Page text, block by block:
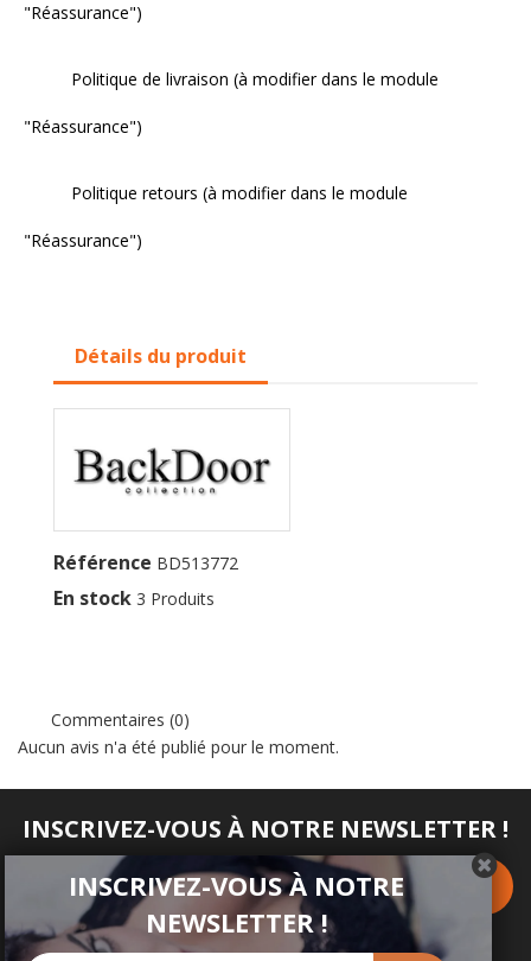
"Réassurance")
Politique de livraison (à modifier dans le module
"Réassurance")
Politique retours (à modifier dans le module
"Réassurance")
Détails du produit
Référence BD513772
En stock 3 Produits
Commentaires (0)
Aucun avis n'a été publié pour le moment.
INSCRIVEZ-VOUS À NOTRE NEWSLETTER !
INSCRIVEZ-VOUS À NOTRE
NEWSLETTER !